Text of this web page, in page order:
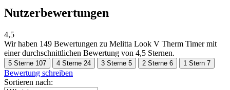
Nutzerbewertungen
4,5
Wir haben 149 Bewertungen zu Melitta Look V Therm Timer mit
einer durchschnittlichen Bewertung von 4,5 Sternen.
5 Sterne 107 4 Sterne 24 3 Sterne 5 2 Sterne 6 1 Stern 7
Bewertung schreiben
Sortieren nach: